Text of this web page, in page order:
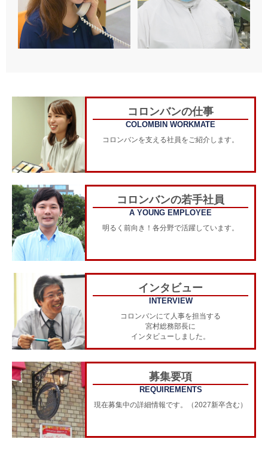
コロンバンの仕事
COLOMBIN WORKMATE
コロンバンを支える社員をご紹介します。
コロンバンの若手社員
A YOUNG EMPLOYEE
明るく前向き！各分野で活躍しています。
インタビュー
INTERVIEW
コロンバンにて人事を担当する
宮村総務部長に
インタビューしました。
募集要項
REQUIREMENTS
現在募集中の詳細情報です。（2027新卒含む）